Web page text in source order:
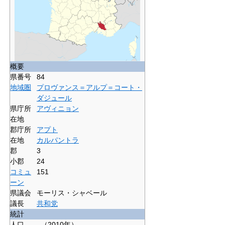
概要
県番号
84
地域圏
プロヴァンス＝アルプ＝コート・
ダジュール
県庁所
在地
アヴィニョン
郡庁所
在地
アプト
カルパントラ
郡
3
小郡
24
コミュ
ーン
151
県議会
議長
モーリス・シャベール
共和党
統計